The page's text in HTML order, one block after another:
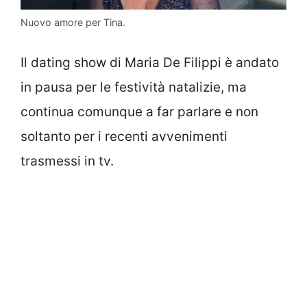
Nuovo amore per Tina.
Il dating show di Maria De Filippi è andato
in pausa per le festività natalizie, ma
continua comunque a far parlare e non
soltanto per i recenti avvenimenti
trasmessi in tv.